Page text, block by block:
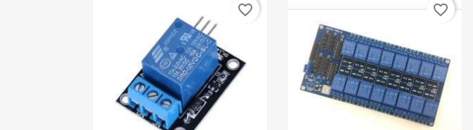
favorite_border favorite_border